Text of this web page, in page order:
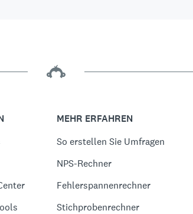
MEHR ERFAHREN
So erstellen Sie Umfragen
NPS-Rechner
Fehlerspannenrechner
Stichprobenrechner